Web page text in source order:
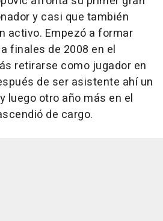
y casi que también
activo. Empezó a formar
finales de 2008 en el
retirarse como jugador en
de ser asistente ahí un
luego otro año más en el
de cargo.